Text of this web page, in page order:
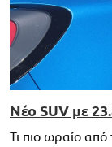
Νέο SUV με
Τι πιο ωραίο από